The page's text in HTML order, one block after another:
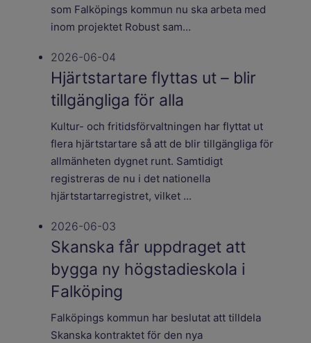
som Falköpings kommun nu ska arbeta med
inom projektet Robust sam...
2026-06-04
Hjärtstartare flyttas ut – blir
tillgängliga för alla
Kultur- och fritidsförvaltningen har flyttat ut
flera hjärtstartare så att de blir tillgängliga för
allmänheten dygnet runt. Samtidigt
registreras de nu i det nationella
hjärtstartarregistret, vilket ...
2026-06-03
Skanska får uppdraget att
bygga ny högstadieskola i
Falköping
Falköpings kommun har beslutat att tilldela
Skanska kontraktet för den nya